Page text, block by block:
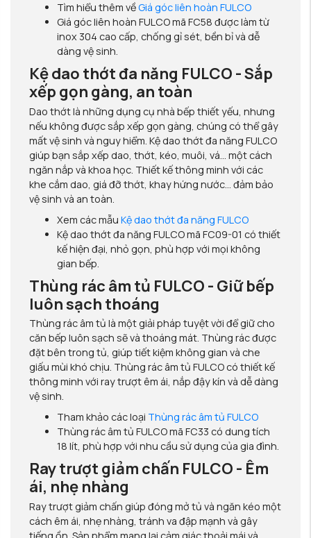
Tìm hiểu thêm vềGiá góc liên hoàn FULCO
Giá góc liên hoàn FULCO mã FC58 được làm từ
inox 304 cao cấp, chống gỉ sét, bền bỉ và dễ
dàng vệ sinh.
Kệ dao thớt đa năng FULCO - Sắp
xếp gọn gàng, an toàn
Dao thớt là những dụng cụ nhà bếp thiết yếu, nhưng
nếu không được sắp xếp gọn gàng, chúng có thể gây
mất vệ sinh và nguy hiểm. Kệ dao thớt đa năng FULCO
giúp bạn sắp xếp dao, thớt, kéo, muôi, vá... một cách
ngăn nắp và khoa học. Thiết kế thông minh với các
khe cắm dao, giá đỡ thớt, khay hứng nước... đảm bảo
vệ sinh và an toàn.
Xem các mẫu Kệ dao thớt đa năng FULCO
Kệ dao thớt đa năng FULCO mã FC09-01 có thiết
kế hiện đại, nhỏ gọn, phù hợp với mọi không
gian bếp.
Thùng rác âm tủ FULCO - Giữ bếp
luôn sạch thoáng
Thùng rác âm tủ là một giải pháp tuyệt vời để giữ cho
căn bếp luôn sạch sẽ và thoáng mát. Thùng rác được
đặt bên trong tủ, giúp tiết kiệm không gian và che
giấu mùi khó chịu. Thùng rác âm tủ FULCO có thiết kế
thông minh với ray trượt êm ái, nắp đậy kín và dễ dàng
vệ sinh.
Tham khảo các loại Thùng rác âm tủ FULCO
Thùng rác âm tủ FULCO mã FC33 có dung tích
18 lít, phù hợp với nhu cầu sử dụng của gia đình.
Ray trượt giảm chấn FULCO - Êm
ái, nhẹ nhàng
Ray trượt giảm chấn giúp đóng mở tủ và ngăn kéo một
cách êm ái, nhẹ nhàng, tránh va đập mạnh và gây
tiếng ồn. Sản phẩm mang lại cảm giác thoải mái và